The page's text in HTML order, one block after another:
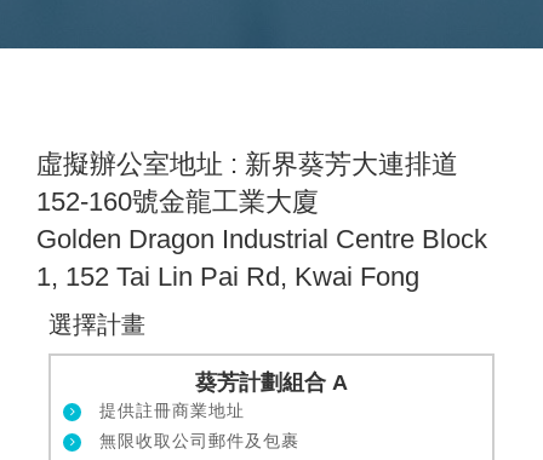
虛擬辦公室地址 : 新界葵芳大連排道
152-160號金龍工業大廈
Golden Dragon Industrial Centre Block
1, 152 Tai Lin Pai Rd, Kwai Fong
選擇計畫
葵芳計劃組合 A
提供註冊商業地址
無限收取公司郵件及包裹